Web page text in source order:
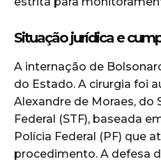
Situação jurídica e
A internação de
do Estado. A cirurgia foi
Alexandre de Moraes, do
Federal (STF), baseada
Polícia Federal (PF) que
procedimento. A defesa